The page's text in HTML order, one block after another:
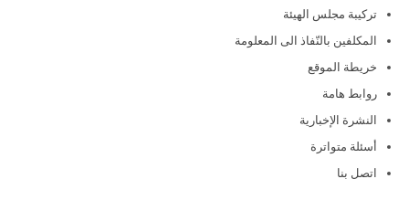
تركيبة مجلس الهيئة
المكلفين بالنّفاذ الى المعلومة
خريطة الموقع
روابط هامة
النشرة الإخبارية
أسئلة متواترة
اتصل بنا